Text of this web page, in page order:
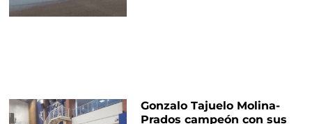
Gonzalo Tajuelo Molina-
Prados campeón con sus